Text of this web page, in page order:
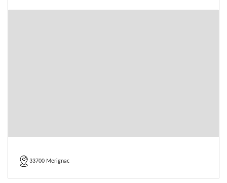
33700 Merignac